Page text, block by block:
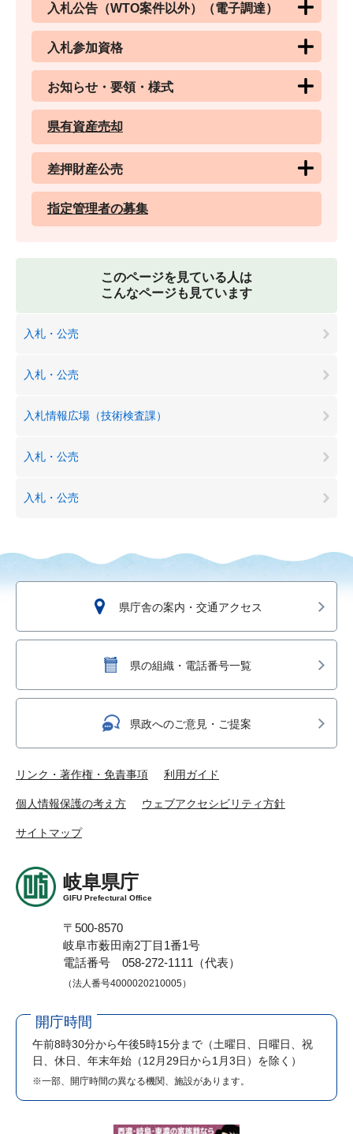
入札公告（WTO案件以外）（電子調達）
入札参加資格
お知らせ・要領・様式
県有資産売却
差押財産公売
指定管理者の募集
このページを見ている人は
こんなページも見ています
入札・公売
入札・公売
入札情報広場（技術検査課）
入札・公売
入札・公売
県庁舎の案内・交通アクセス
県の組織・電話番号一覧
県政へのご意見・ご提案
リンク・著作権・免責事項 利用ガイド
個人情報保護の考え方 ウェブアクセシビリティ方針
サイトマップ
岐阜県庁
GIFU Prefectural Office
〒500-8570
岐阜市薮田南2丁目1番1号
電話番号 058-272-1111（代表）
（法人番号4000020210005）
開庁時間
午前8時30分から午後5時15分まで （土曜日、日曜日、祝
日、休日、年末年始（12月29日から1月3日）を除く）
※一部、開庁時間の異なる機関、施設があります。